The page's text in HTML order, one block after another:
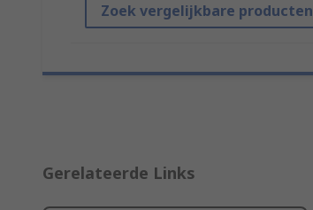
Zoek vergelijkbare producten
Gerelateerde Links